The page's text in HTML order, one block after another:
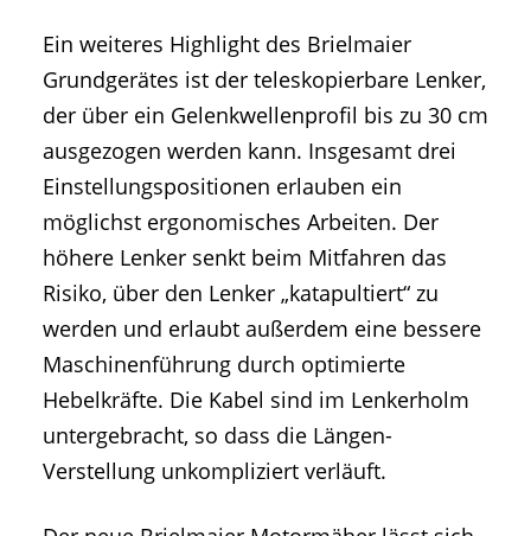
Ein weiteres Highlight des Brielmaier
Grundgerätes ist der teleskopierbare Lenker,
der über ein Gelenkwellenprofil bis zu 30 cm
ausgezogen werden kann. Insgesamt drei
Einstellungspositionen erlauben ein
möglichst ergonomisches Arbeiten. Der
höhere Lenker senkt beim Mitfahren das
Risiko, über den Lenker „katapultiert“ zu
werden und erlaubt außerdem eine bessere
Maschinenführung durch optimierte
Hebelkräfte. Die Kabel sind im Lenkerholm
untergebracht, so dass die Längen-
Verstellung unkompliziert verläuft.